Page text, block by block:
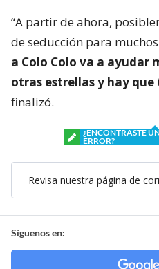
“A partir de ahora,
de seducción para
a Colo Colo va a ayudar
otras estrellas y hay que
finalizó.
¿ENCONTRASTE
ERROR?
Revisa nuestra página de
Síguenos en: